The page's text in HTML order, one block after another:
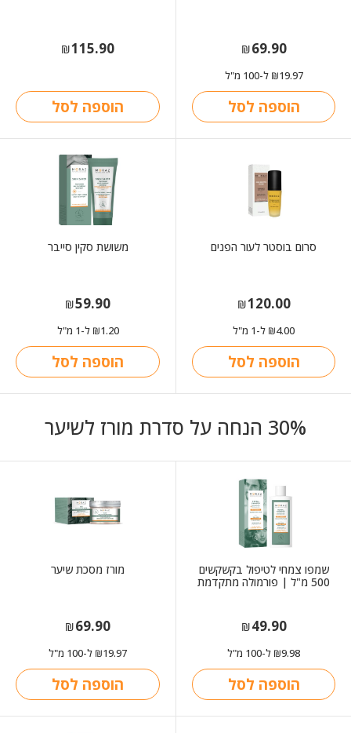
₪69.90
₪19.97 ל-100 מ"ל
הוספה לסל
₪115.90
הוספה לסל
סרום בוסטר לעור הפנים
₪120.00
₪4.00 ל-1 מ"ל
הוספה לסל
משושת סקין סייבר
₪59.90
₪1.20 ל-1 מ"ל
הוספה לסל
30% הנחה על סדרת מורז לשיער
שמפו צמחי לטיפול בקשקשים
500 מ"ל | פורמולה מתקדמת
₪49.90
₪9.98 ל-100 מ"ל
הוספה לסל
מורז מסכת שיער
₪69.90
₪19.97 ל-100 מ"ל
הוספה לסל